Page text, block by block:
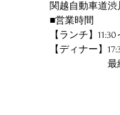
関越自動車道
■営業時間
【ランチ】11:30
【ディナー】
最終入